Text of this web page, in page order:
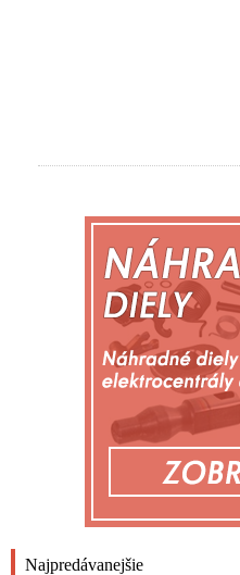
Najpredávanejšie